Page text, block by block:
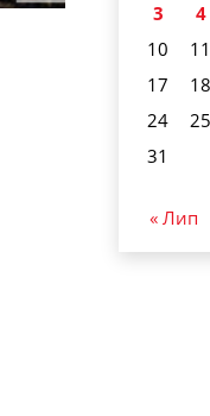
3
4
10
11
17
18
24
25
31
« Лип